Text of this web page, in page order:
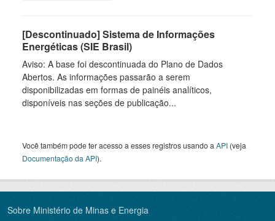
[Descontinuado] Sistema de Informações
Energéticas (SIE Brasil)
Aviso: A base foi descontinuada do Plano de Dados
Abertos. As informações passarão a serem
disponibilizadas em formas de painéis analíticos,
disponíveis nas seções de publicação...
Você também pode ter acesso a esses registros usando a API (veja
Documentação da API).
Sobre Ministério de Minas e Energia